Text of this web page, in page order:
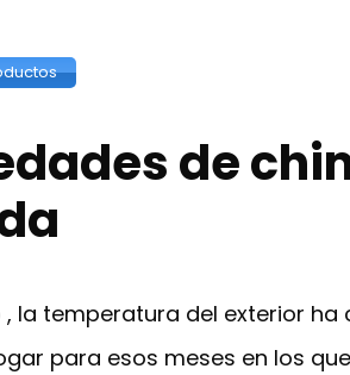
de
, la temperatura del exterior
para esos meses en los